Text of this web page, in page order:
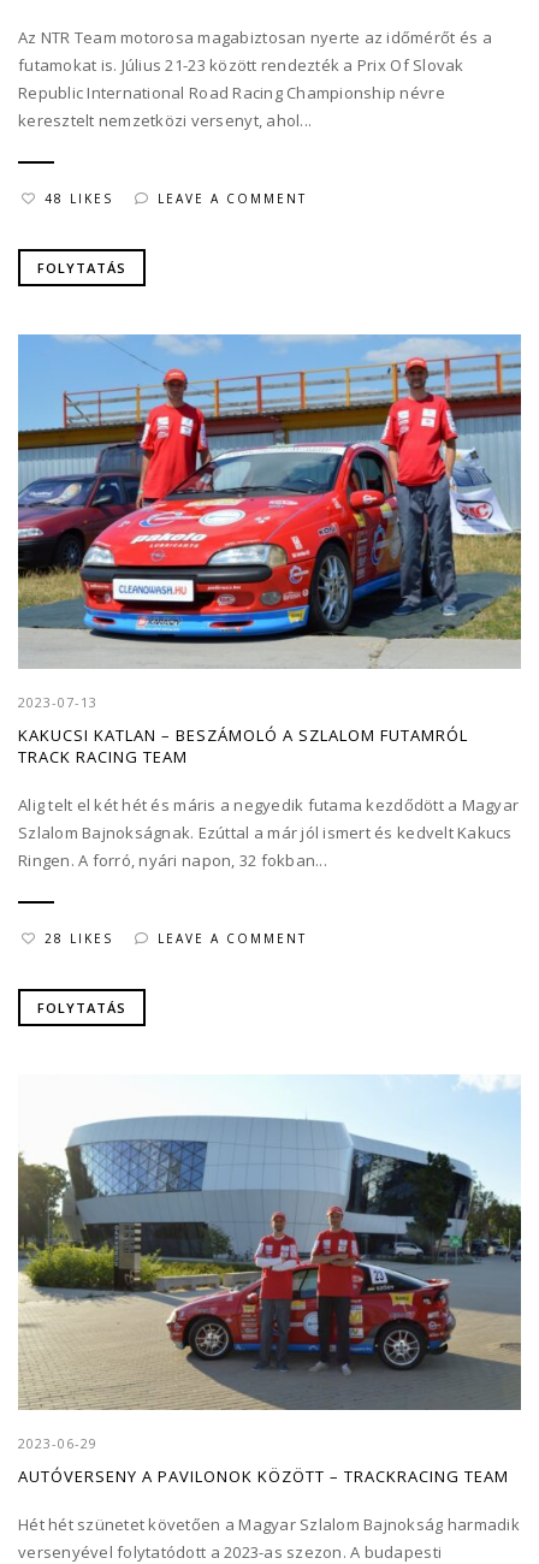
Az NTR Team motorosa magabiztosan nyerte az időmérőt és a
futamokat is. Július 21-23 között rendezték a Prix Of Slovak
Republic International Road Racing Championship névre
keresztelt nemzetközi versenyt, ahol...
48 LIKES LEAVE A COMMENT
FOLYTATÁS
2023-07-13
KAKUCSI KATLAN – BESZÁMOLÓ A SZLALOM FUTAMRÓL
TRACK RACING TEAM
Alig telt el két hét és máris a negyedik futama kezdődött a Magyar
Szlalom Bajnokságnak. Ezúttal a már jól ismert és kedvelt Kakucs
Ringen. A forró, nyári napon, 32 fokban...
28 LIKES LEAVE A COMMENT
FOLYTATÁS
2023-06-29
AUTÓVERSENY A PAVILONOK KÖZÖTT – TRACKRACING TEAM
Hét hét szünetet követően a Magyar Szlalom Bajnokság harmadik
versenyével folytatódott a 2023-as szezon. A budapesti